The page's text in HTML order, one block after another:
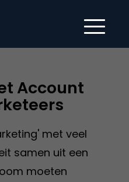
Account
met veel
samen uit een
moeten